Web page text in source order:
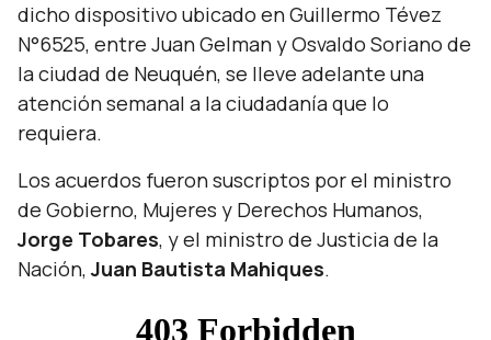
dicho dispositivo ubicado en Guillermo Tévez
N°6525, entre Juan Gelman y Osvaldo Soriano de
la ciudad de Neuquén, se lleve adelante una
atención semanal a la ciudadanía que lo
requiera.
Los acuerdos fueron suscriptos por el ministro
de Gobierno, Mujeres y Derechos Humanos,
Jorge Tobares, y el ministro de Justicia de la
Nación,Juan Bautista Mahiques.